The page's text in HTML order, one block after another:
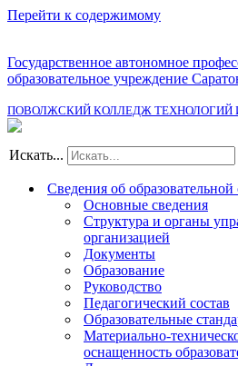
Перейти к содержимому
Государственное автономное
образовательное учреждение
ПОВОЛЖСКИЙ КОЛЛЕДЖ
Искать...
Сведения об образовательной
Основные сведения
Структура и органы
организацией
Документы
Образование
Руководство
Педагогический состав
Образовательные
Материально-
оснащенность